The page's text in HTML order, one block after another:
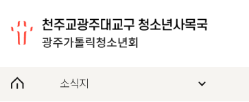
소식지